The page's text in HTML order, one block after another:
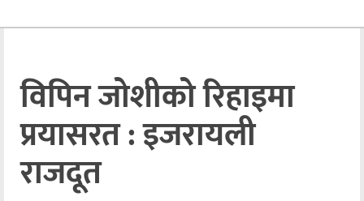
अन्तराष्ट्रिय
अन्तर्वार्ता
अर्थ
खेलकुद
विपिन जोशीको रिहाइमा
प्रयासरत : इजरायली
राजदूत